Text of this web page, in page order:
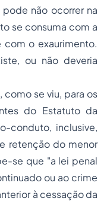
não ocorrer na
se consuma com a
o exaurimento.
ou não deveria
se viu, para os
do Estatuto da
conduto, inclusive,
retenção do menor
se que "a lei penal
ou ao crime
à cessação da